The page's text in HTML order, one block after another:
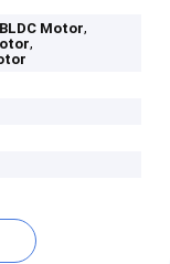
Motor,
,